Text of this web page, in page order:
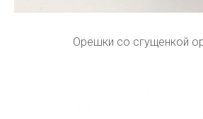
Орешки со сгущенкой